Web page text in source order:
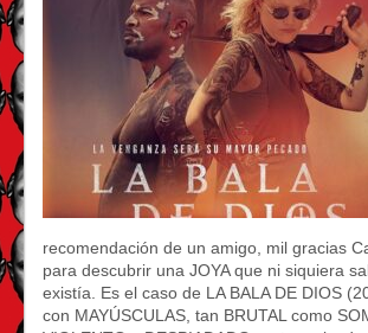
recomendación de un amigo, mil gracias
para descubrir una JOYA que ni siquiera
existía. Es el caso de LA BALA DE DIOS
con MAYÚSCULAS, tan BRUTAL como